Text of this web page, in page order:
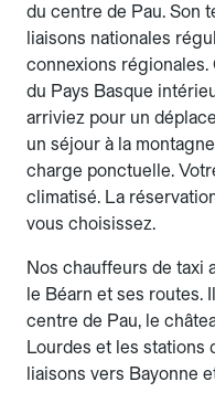
du centre de Pau. Son
liaisons nationales
connexions régionales.
du Pays Basque
arriviez pour un
un séjour à la
charge ponctuelle.
climatisé. La
vous choisissez.
Nos chauffeurs de taxi
le Béarn et ses routes.
centre de Pau, le
Lourdes et les stations
liaisons vers Bayonne